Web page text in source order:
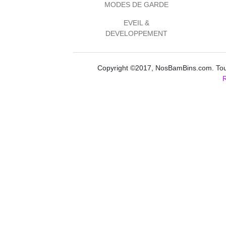
MODES DE GARDE
EVEIL &
DEVELOPPEMENT
Copyright ©2017, NosBamBins.com.